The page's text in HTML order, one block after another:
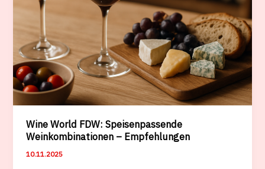
Wine World FDW: Speisenpassende
Weinkombinationen – Empfehlungen
10.11.2025